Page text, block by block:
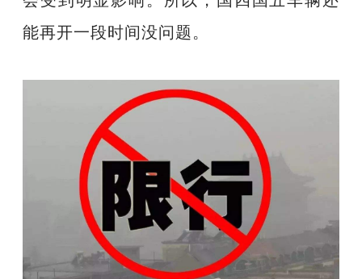
能再开一段时间没问题。